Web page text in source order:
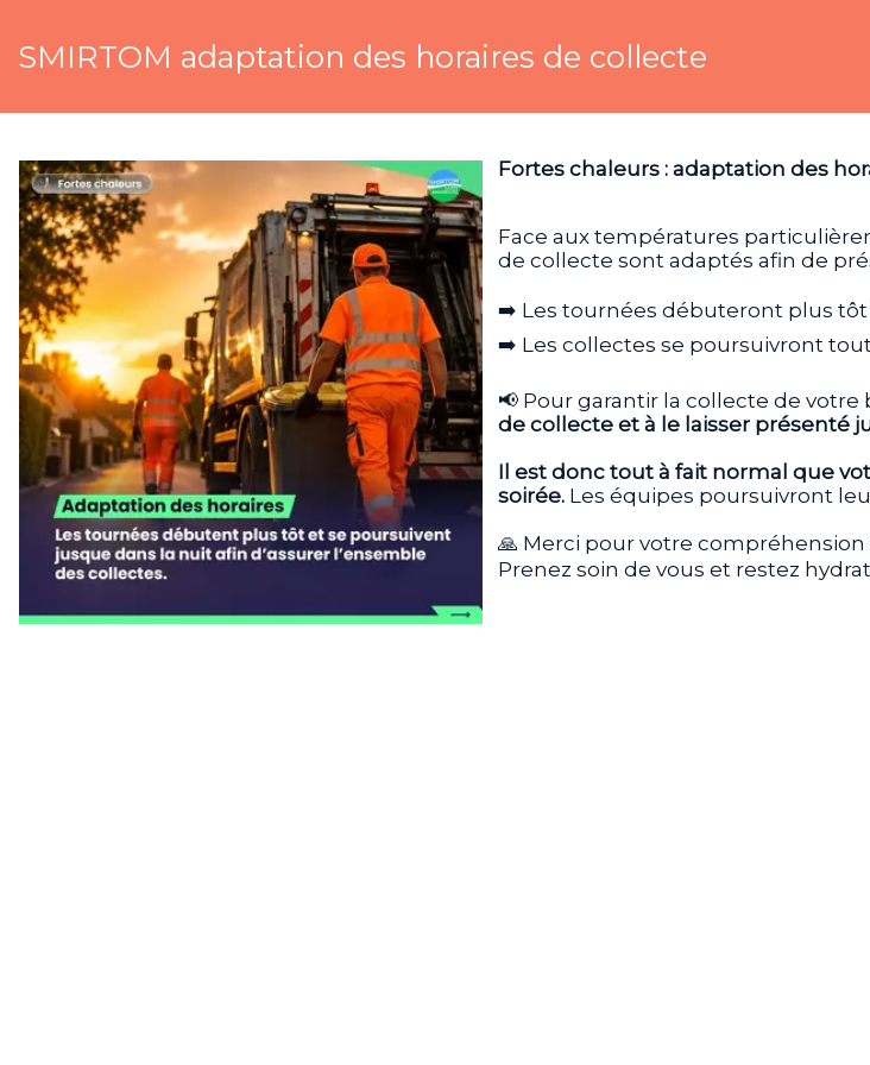
SMIRTOM adaptation des horaires de collecte
Fortes chaleurs : adaptation des
Face aux températures
de collecte sont adaptés afin de
➡️ Les tournées débuteront plus tôt
➡️ Les collectes se poursuivront
📢 Pour garantir la collecte de votre
de collecte et à le laisser présenté
Il est donc tout à fait normal que
soirée.Les équipes poursuivront
🙏 Merci pour votre
Prenez soin de vous et restez